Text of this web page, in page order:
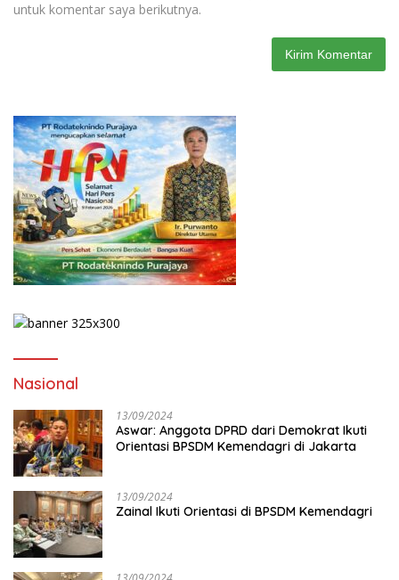
untuk komentar saya berikutnya.
Nasional
13/09/2024
Aswar: Anggota DPRD dari Demokrat Ikuti
Orientasi BPSDM Kemendagri di Jakarta
13/09/2024
Zainal Ikuti Orientasi di BPSDM Kemendagri